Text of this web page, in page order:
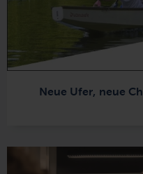
Neue Ufer, neue